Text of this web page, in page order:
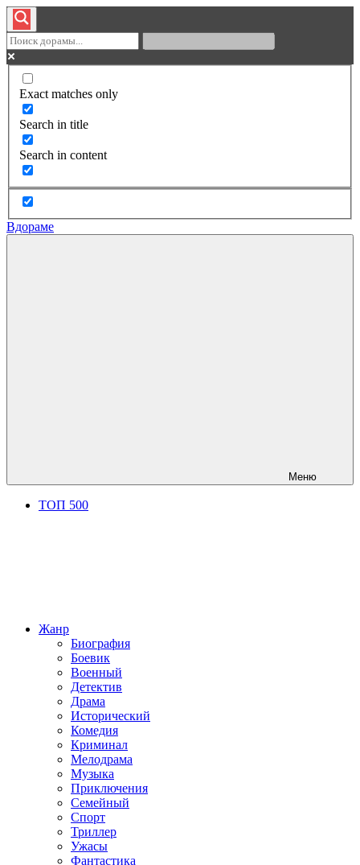
Exact matches only
Search in title
Search in content
Вдораме
Меню
ТОП 500
Жанр
Биография
Боевик
Военный
Детектив
Драма
Исторический
Комедия
Криминал
Мелодрама
Музыка
Приключения
Семейный
Спорт
Триллер
Ужасы
Фантастика